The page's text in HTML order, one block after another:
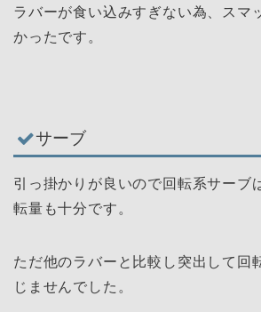
ラバーが食い込みすぎない為、スマ
かったです。
サーブ
引っ掛かりが良いので回転系サーブ
転量も十分です。
ただ他のラバーと比較し突出して回
じませんでした。